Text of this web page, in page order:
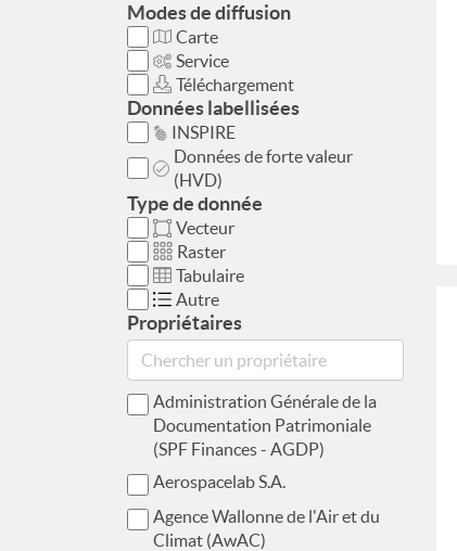
Modes de diffusion
Carte
Service
Téléchargement
Données labellisées
INSPIRE
Données de forte valeur
(HVD)
Type de donnée
Vecteur
Raster
Tabulaire
Autre
Propriétaires
Administration Générale de la
Documentation Patrimoniale
(SPF Finances - AGDP)
Aerospacelab S.A.
Agence Wallonne de l'Air et du
Climat (AwAC)